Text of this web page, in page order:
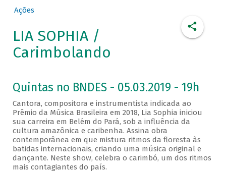
Ações
LIA SOPHIA /
Carimbolando
Quintas no BNDES - 05.03.2019 - 19h
Cantora, compositora e instrumentista indicada ao
Prêmio da Música Brasileira em 2018, Lia Sophia iniciou
sua carreira em Belém do Pará, sob a influência da
cultura amazônica e caribenha. Assina obra
contemporânea em que mistura ritmos da floresta às
batidas internacionais, criando uma música original e
dançante. Neste show, celebra o carimbó, um dos ritmos
mais contagiantes do país.